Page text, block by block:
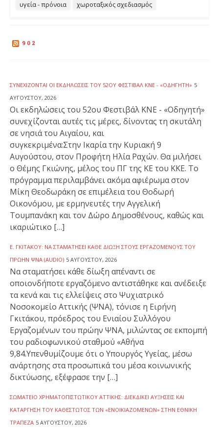
υγεία - πρόνοια
χωροταξικός σχεδιασμός
902
ΣΥΝΕΧΊΖΟΝΤΑΙ ΟΙ ΕΚΔΗΛΏΣΕΙΣ ΤΟΥ 52ΟΥ ΦΕΣΤΙΒΆΛ ΚΝΕ - «ΟΔΗΓΗΤΉ» 5
ΑΥΓΟΎΣΤΟΥ, 2026
Οι εκδηλώσεις του 52ου Φεστιβάλ ΚΝΕ - «Οδηγητή»
συνεχίζονται αυτές τις μέρες, δίνοντας τη σκυτάλη
σε νησιά του Αιγαίου, και
συγκεκριμένα:Στην Ικαρία την Κυριακή 9
Αυγούστου, στον Προφήτη Ηλία Ραχών. Θα μιλήσει
ο Θέμης Γκιώνης, μέλος του ΠΓ της ΚΕ του ΚΚΕ. Το
πρόγραμμα περιλαμβάνει ακόμα αφιέρωμα στον
Μίκη Θεοδωράκη σε επιμέλεια του Θοδωρή
Οικονόμου, με ερμηνευτές την Αγγελική
Τουμπανάκη και τον Δώρο Δημοσθένους, καθώς και
ικαριώτικο […]
Ε. ΓΚΙΤΆΚΟΥ: ΝΑ ΣΤΑΜΑΤΉΣΕΙ ΚΆΘΕ ΔΊΩΞΗ ΣΤΟΥΣ ΕΡΓΑΖΌΜΕΝΟΥΣ ΤΟΥ
ΠΡΏΗΝ ΨΝΑ (AUDIO) 5 ΑΥΓΟΎΣΤΟΥ, 2026
Να σταματήσει κάθε δίωξη απέναντι σε
οποιονδήποτε εργαζόμενο αντιστάθηκε και ανέδειξε
τα κενά και τις ελλείψεις στο Ψυχιατρικό
Νοσοκομείο Αττικής (ΨΝΑ), τόνισε η Ειρήνη
Γκιτάκου, πρόεδρος του Ενιαίου Συλλόγου
Εργαζομένων του πρώην ΨΝΑ, μιλώντας σε εκπομπή
του ραδιοφωνικού σταθμού «Αθήνα
9,84.Υπενθυμίζουμε ότι ο Υπουργός Υγείας, μέσω
ανάρτησης στα προσωπικά του μέσα κοινωνικής
δικτύωσης, εξέφρασε την […]
ΣΩΜΑΤΕΊΟ ΧΡΗΜΑΤΟΠΙΣΤΩΤΙΚΟΎ ΑΤΤΙΚΉΣ: ΔΙΕΚΔΙΚΕΊ ΑΥΞΉΣΕΙΣ ΚΑΙ
ΚΑΤΆΡΓΗΣΗ ΤΟΥ ΚΑΘΕΣΤΏΤΟΣ ΤΩΝ «ΕΝΟΙΚΙΑΖΌΜΕΝΩΝ» ΣΤΗΝ ΕΘΝΙΚΉ
ΤΡΆΠΕΖΑ 5 ΑΥΓΟΎΣΤΟΥ, 2026